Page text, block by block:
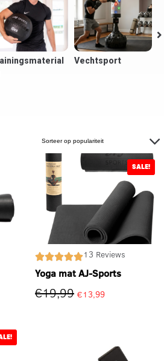
Vechtsport
SALE!
13 Reviews
Yoga mat AJ-Sports
€19,99 €13,99